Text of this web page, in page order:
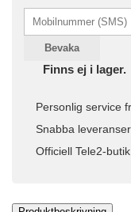
Bevaka
Finns ej i lager.
Personlig service
Snabba
Officiell Tele2-butik